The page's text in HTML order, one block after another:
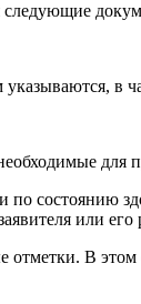
следующие
в
для
состоянию
или
В этом